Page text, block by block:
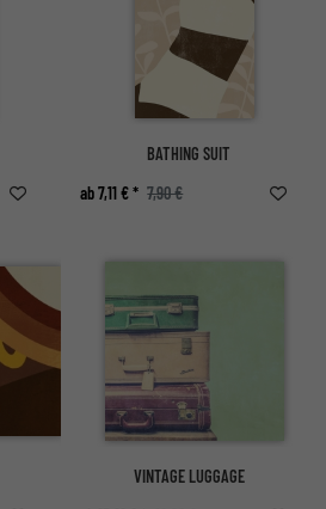
BATHING SUIT
ab 7,11 € * 7,90 €
VINTAGE LUGGAGE